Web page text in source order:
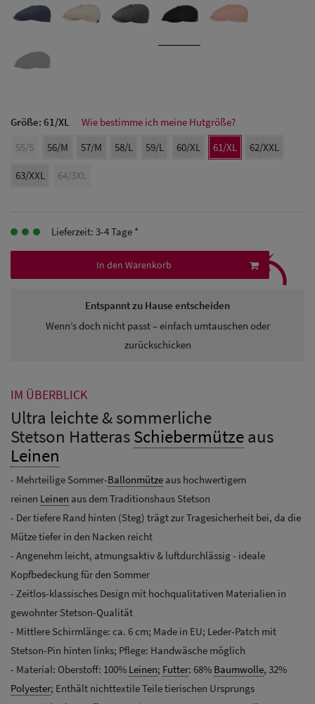
Herren
Herren UV-
Herren
Sonnenschilder
Snapback Caps
Größe: 61/XL
Wie bestimme ich meine Hutgröße?
55/S
56/M 57/M 58/L 59/L 60/XL 61/XL 62/XXL
63/XXL 64/3XL
Lieferzeit: 3-4 Tage *
In den Warenkorb
Entspannt zu Hause entscheiden
Wenn’s doch nicht passt – einfach umtauschen oder
zurückschicken
⤹
IM ÜBERBLICK
Ultra leichte & sommerliche
Stetson HatterasSchiebermützeaus
Leinen
- Mehrteilige Sommer-Ballonmütze aus hochwertigem
reinen Leinen aus dem Traditionshaus Stetson
- Der tiefere Rand hinten (Steg) trägt zur Tragesicherheit bei, da die
Mütze tiefer in den Nacken reicht
- Angenehm leicht, atmungsaktiv & luftdurchlässig - ideale
Kopfbedeckung für den Sommer
- Zeitlos-klassisches Design mit hochqualitativen Materialien in
gewohnter Stetson-Qualität
- Mittlere Schirmlänge: ca. 6 cm; Made in EU; Leder-Patch mit
Stetson-Pin hinten links; Pflege: Handwäsche möglich
- Material: Oberstoff: 100% Leinen; Futter: 68% Baumwolle, 32%
Polyester; Enthält nichttextile Teile tierischen Ursprungs